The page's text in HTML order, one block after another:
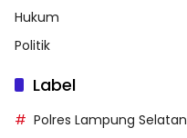
Hukum
Politik
Label
Polres Lampung Selatan